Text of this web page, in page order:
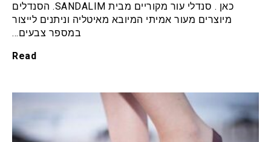
כאן . סנדלי עור מקוריים מבית SANDALIM. הסנדלים
מיוצרים מעור אמיתי המיובא מאיטליה וניתנים לייצור
במספר צבעים…
Read